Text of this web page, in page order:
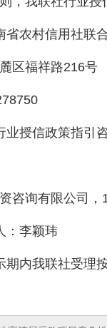
省农村信用社联
麓区福祥路
业授信政策指引
咨询有限公司，
：李颖玮
期内我联社受理